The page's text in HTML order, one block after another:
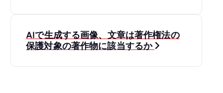
ナ
ビ
AIで生成する画像、文章は著作権法の
保護対象の著作物に該当するか